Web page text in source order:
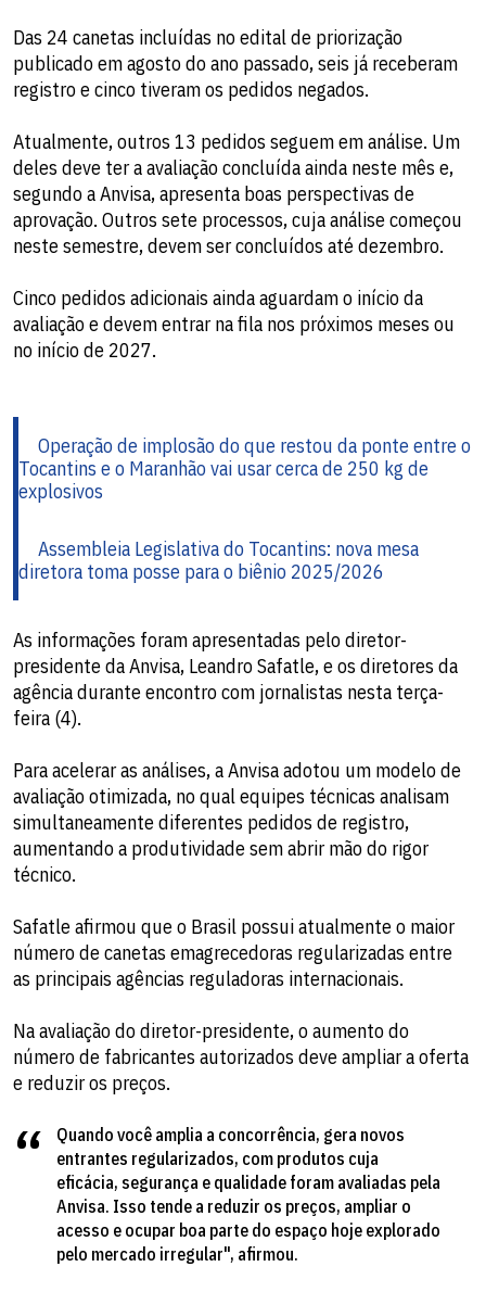
Das 24 canetas incluídas no edital de priorização
publicado em agosto do ano passado, seis já receberam
registro e cinco tiveram os pedidos negados.
Atualmente, outros 13 pedidos seguem em análise. Um
deles deve ter a avaliação concluída ainda neste mês e,
segundo a Anvisa, apresenta boas perspectivas de
aprovação. Outros sete processos, cuja análise começou
neste semestre, devem ser concluídos até dezembro.
Cinco pedidos adicionais ainda aguardam o início da
avaliação e devem entrar na fila nos próximos meses ou
no início de 2027.
Operação de implosão do que restou da ponte entre o
Tocantins e o Maranhão vai usar cerca de 250 kg de
explosivos
Assembleia Legislativa do Tocantins: nova mesa
diretora toma posse para o biênio 2025/2026
As informações foram apresentadas pelo diretor-
presidente da Anvisa, Leandro Safatle, e os diretores da
agência durante encontro com jornalistas nesta terça-
feira (4).
Para acelerar as análises, a Anvisa adotou um modelo de
avaliação otimizada, no qual equipes técnicas analisam
simultaneamente diferentes pedidos de registro,
aumentando a produtividade sem abrir mão do rigor
técnico.
Safatle afirmou que o Brasil possui atualmente o maior
número de canetas emagrecedoras regularizadas entre
as principais agências reguladoras internacionais.
Na avaliação do diretor-presidente, o aumento do
número de fabricantes autorizados deve ampliar a oferta
e reduzir os preços.
Quando você amplia a concorrência, gera novos
entrantes regularizados, com produtos cuja
eficácia, segurança e qualidade foram avaliadas pela
Anvisa. Isso tende a reduzir os preços, ampliar o
acesso e ocupar boa parte do espaço hoje explorado
pelo mercado irregular", afirmou.